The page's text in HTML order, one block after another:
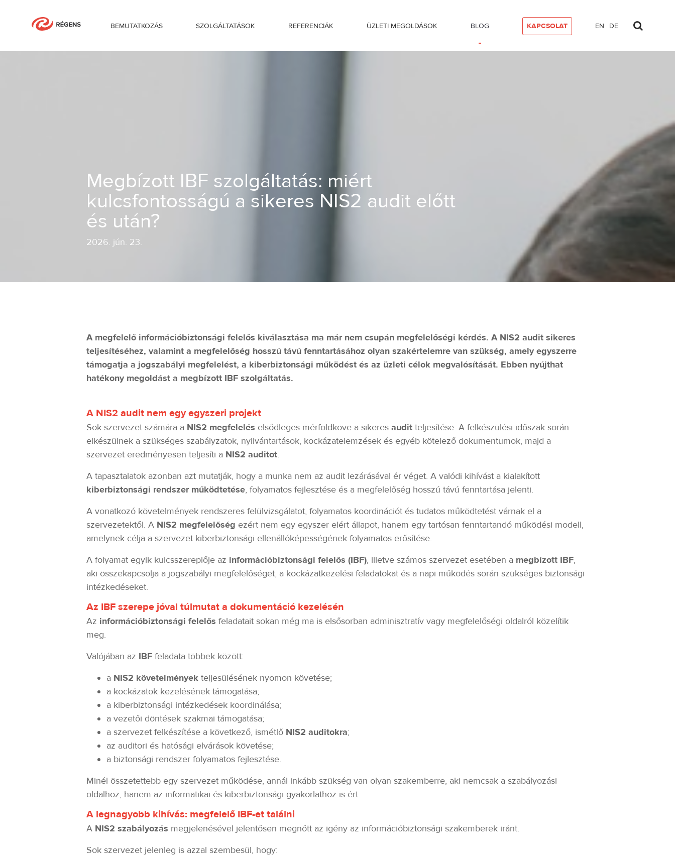
BEMUTATKOZÁS SZOLGÁLTATÁSOK REFERENCIÁK ÜZLETI MEGOLDÁSOK BLOG KAPCSOLAT EN DE
Megbízott IBF szolgáltatás: miért kulcsfontosságú a sikeres NIS2 audit előtt és után?
Megbízott IBF szolgáltatás: miért
kulcsfontosságú a sikeres NIS2 audit előtt
és után?
2026. jún. 23.
A megfelelő információbiztonsági felelős kiválasztása ma már nem csupán megfelelőségi kérdés. A NIS2 audit sikeres
teljesítéséhez, valamint a megfelelőség hosszú távú fenntartásához olyan szakértelemre van szükség, amely egyszerre
támogatja a jogszabályi megfelelést, a kiberbiztonsági működést és az üzleti célok megvalósítását. Ebben nyújthat
hatékony megoldást a megbízott IBF szolgáltatás.
A NIS2 audit nem egy egyszeri projekt
Sok szervezet számára a NIS2 megfelelés elsődleges mérföldköve a sikeres audit teljesítése. A felkészülési időszak során
elkészülnek a szükséges szabályzatok, nyilvántartások, kockázatelemzések és egyéb kötelező dokumentumok, majd a
szervezet eredményesen teljesíti a NIS2 auditot.
A tapasztalatok azonban azt mutatják, hogy a munka nem az audit lezárásával ér véget. A valódi kihívást a kialakított
kiberbiztonsági rendszer működtetése, folyamatos fejlesztése és a megfelelőség hosszú távú fenntartása jelenti.
A vonatkozó követelmények rendszeres felülvizsgálatot, folyamatos koordinációt és tudatos működtetést várnak el a
szervezetektől. A NIS2 megfelelőség ezért nem egy egyszer elért állapot, hanem egy tartósan fenntartandó működési modell,
amelynek célja a szervezet kiberbiztonsági ellenállóképességének folyamatos erősítése.
A folyamat egyik kulcsszereplője az információbiztonsági felelős (IBF), illetve számos szervezet esetében a megbízott IBF,
aki összekapcsolja a jogszabályi megfelelőséget, a kockázatkezelési feladatokat és a napi működés során szükséges biztonsági
intézkedéseket.
Az IBF szerepe jóval túlmutat a dokumentáció kezelésén
Az információbiztonsági felelős feladatait sokan még ma is elsősorban adminisztratív vagy megfelelőségi oldalról közelítik
meg.
Valójában az IBF feladata többek között:
a NIS2 követelmények teljesülésének nyomon követése;
a kockázatok kezelésének támogatása;
a kiberbiztonsági intézkedések koordinálása;
a vezetői döntések szakmai támogatása;
a szervezet felkészítése a következő, ismétlő NIS2 auditokra;
az auditori és hatósági elvárások követése;
a biztonsági rendszer folyamatos fejlesztése.
Minél összetettebb egy szervezet működése, annál inkább szükség van olyan szakemberre, aki nemcsak a szabályozási
oldalhoz, hanem az informatikai és kiberbiztonsági gyakorlathoz is ért.
A legnagyobb kihívás: megfelelő IBF-et találni
A NIS2 szabályozás megjelenésével jelentősen megnőtt az igény az információbiztonsági szakemberek iránt.
Sok szervezet jelenleg is azzal szembesül, hogy: